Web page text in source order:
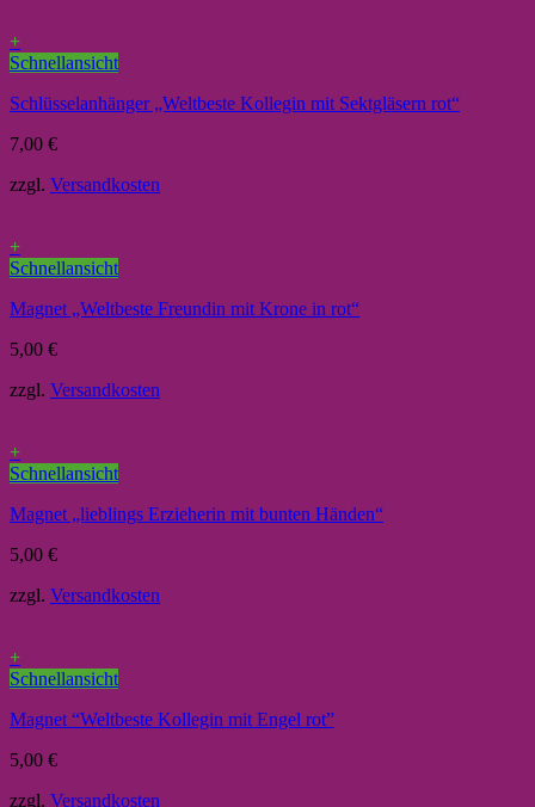
+
Schnellansicht
Schlüsselanhänger „Weltbeste Kollegin mit Sektgläsern rot“
7,00 €
zzgl. Versandkosten
+
Schnellansicht
Magnet „Weltbeste Freundin mit Krone in rot“
5,00 €
zzgl. Versandkosten
+
Schnellansicht
Magnet „lieblings Erzieherin mit bunten Händen“
5,00 €
zzgl. Versandkosten
+
Schnellansicht
Magnet “Weltbeste Kollegin mit Engel rot”
5,00 €
zzgl. Versandkosten